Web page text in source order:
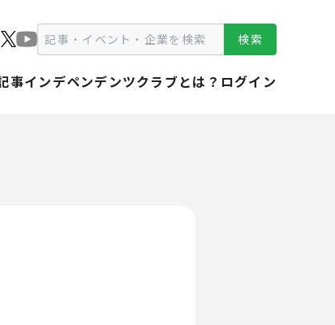
検索
事インデペンデンツクラブとは？ ログイン